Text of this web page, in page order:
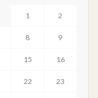
1 2
8 9
15 16
22 23